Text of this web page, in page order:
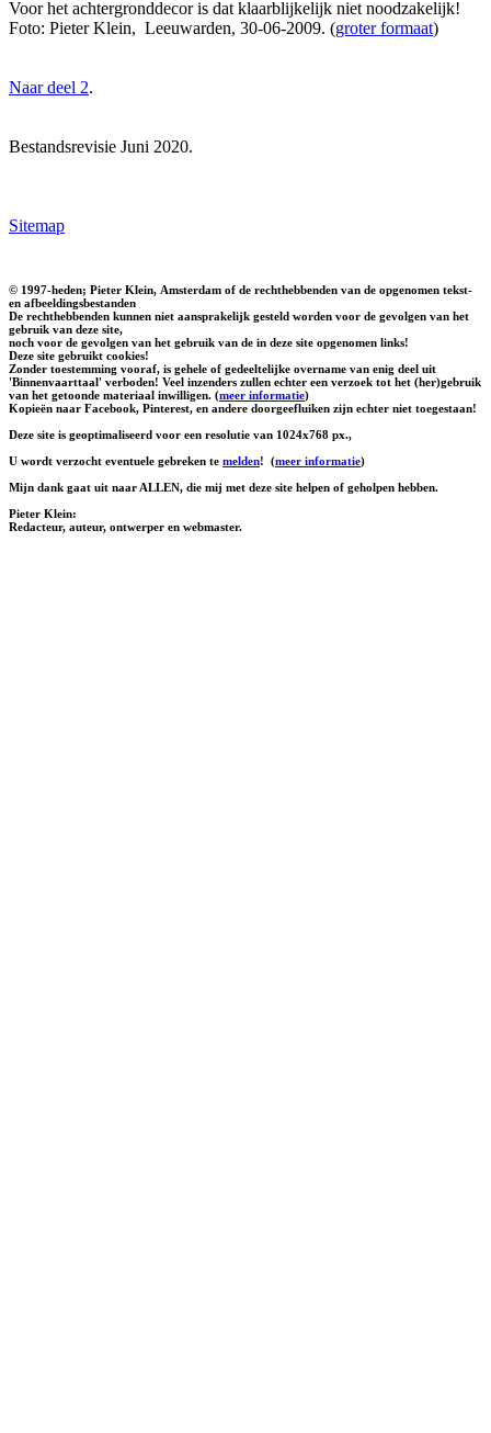
Voor het achtergronddecor is dat klaarblijkelijk niet noodzakelijk!
Foto: Pieter Klein, Leeuwarden, 30-06-2009. (groter formaat)
Naar deel 2.
Bestandsrevisie Juni 2020.
Sitemap
© 1997-heden; Pieter Klein, Amsterdam of de rechthebbenden van de opgenomen tekst-
en afbeeldingsbestanden
De rechthebbenden kunnen niet aansprakelijk gesteld worden voor de gevolgen van het
gebruik van deze site,
noch voor de gevolgen van het gebruik van de in deze site opgenomen links!
Deze site gebruikt cookies!
Zonder toestemming vooraf, is gehele of gedeeltelijke overname van enig deel uit
'Binnenvaarttaal' verboden! Veel inzenders zullen echter een verzoek tot het (her)gebruik
van het getoonde materiaal inwilligen. (meer informatie)
Kopieën naar Facebook, Pinterest, en andere doorgeefluiken zijn echter niet toegestaan!
Deze site is geoptimaliseerd voor een resolutie van 1024x768 px.,
U wordt verzocht eventuele gebreken te melden! (meer informatie)
Mijn dank gaat uit naar ALLEN, die mij met deze site helpen of geholpen hebben.
Pieter Klein:
Redacteur, auteur, ontwerper en webmaster.